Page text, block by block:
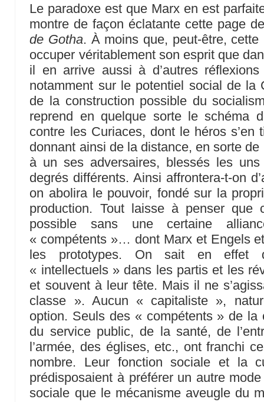
Le paradoxe est que Marx en est
montre de façon éclatante cette page
de Gotha. À moins que, peut-être,
occuper véritablement son esprit que
il en arrive aussi à d’autres
notamment sur le potentiel social de la
de la construction possible du
reprend en quelque sorte le schéma
contre les Curiaces, dont le héros
donnant ainsi de la distance, en sorte
à un ses adversaires, blessés les
degrés différents. Ainsi affrontera-t-on
on abolira le pouvoir, fondé sur la
production. Tout laisse à penser que
possible sans une certaine
« compétents »… dont Marx et Engels
les prototypes. On sait en effet
« intellectuels » dans les partis et les
et souvent à leur tête. Mais il ne
classe ». Aucun « capitaliste »,
option. Seuls des « compétents » de la
du service public, de la santé, de
l’armée, des églises, etc., ont franchi
nombre. Leur fonction sociale et la
prédisposaient à préférer un autre
sociale que le mécanisme aveugle du